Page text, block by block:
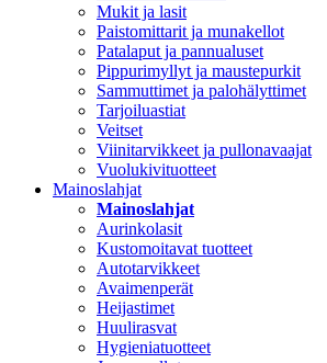
Mukit ja lasit
Paistomittarit ja munakellot
Patalaput ja pannualuset
Pippurimyllyt ja maustepurkit
Sammuttimet ja palohälyttimet
Tarjoiluastiat
Veitset
Viinitarvikkeet ja pullonavaajat
Vuolukivituotteet
Mainoslahjat
Mainoslahjat
Aurinkolasit
Kustomoitavat tuotteet
Autotarvikkeet
Avaimenperät
Heijastimet
Huulirasvat
Hygieniatuotteet